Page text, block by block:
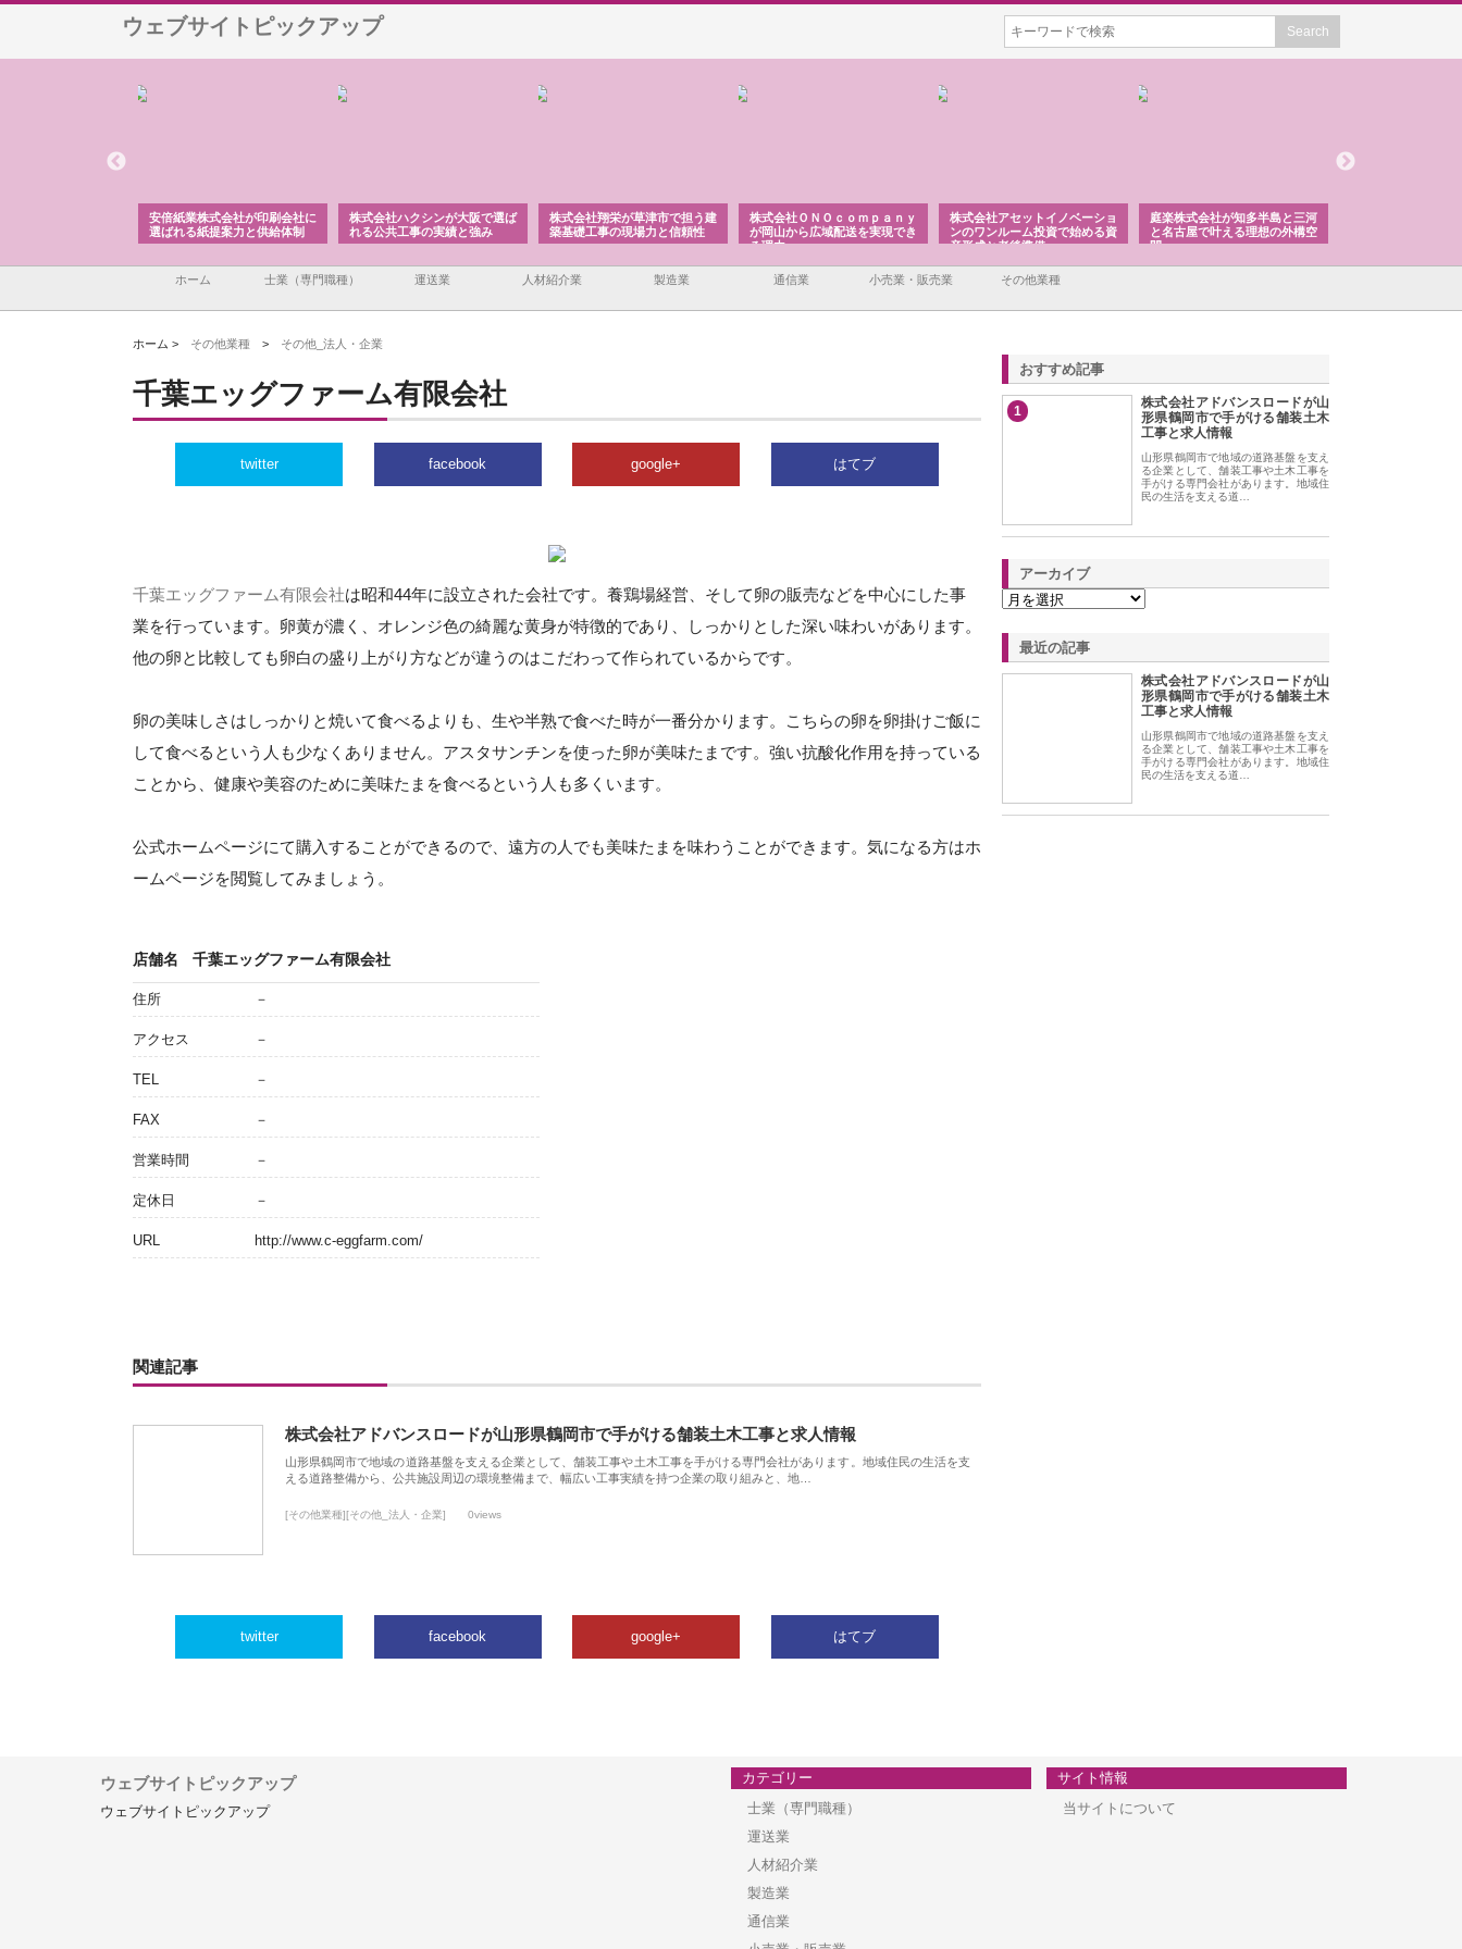
ウェブサイトピックアップ
株式会社ハクシンが大阪で選ば
れる公共工事の実績と強み
株式会社翔栄が草津市で担う建
築基礎工事の現場力と信頼性
株式会社ＯＮＯｃｏｍｐａｎｙ
が岡山から広域配送を実現でき
る理由
株式会社アセットイノベーショ
ンのワンルーム投資で始める資
産形成と老後準備
庭楽株式会社が知多半島と三河
と名古屋で叶える理想の外構空
間
株式会社ナツハラが建設と鋲螺
で滋賀の暮らしを支える理由
ホーム 士業（専門職種） 運送業 人材紹介業 製造業 通信業 小売業・販売業 その他業種
ホーム > その他業種 > その他_法人・企業
千葉エッグファーム有限会社
twitter facebook google+ はてブ
千葉エッグファーム有限会社は昭和44年に設立された会社です。養鶏場経営、そして卵の販売などを中心にした事
業を行っています。卵黄が濃く、オレンジ色の綺麗な黄身が特徴的であり、しっかりとした深い味わいがあります。
他の卵と比較しても卵白の盛り上がり方などが違うのはこだわって作られているからです。
卵の美味しさはしっかりと焼いて食べるよりも、生や半熟で食べた時が一番分かります。こちらの卵を卵掛けご飯に
して食べるという人も少なくありません。アスタサンチンを使った卵が美味たまです。強い抗酸化作用を持っている
ことから、健康や美容のために美味たまを食べるという人も多くいます。
公式ホームページにて購入することができるので、遠方の人でも美味たまを味わうことができます。気になる方はホ
ームページを閲覧してみましょう。
店舗名 千葉エッグファーム有限会社
住所 －
アクセス －
TEL －
FAX －
営業時間 －
定休日 －
URL http://www.c-eggfarm.com/
関連記事
株式会社アドバンスロードが山形県鶴岡市で手がける舗装土木工事と求人情報
山形県鶴岡市で地域の道路基盤を支える企業として、舗装工事や土木工事を手がける専門会社があります。地域住民の生活を支
える道路整備から、公共施設周辺の環境整備まで、幅広い工事実績を持つ企業の取り組みと、地…
[その他業種][その他_法人・企業] 0views
twitter facebook google+ はてブ
おすすめ記事
1
株式会社アドバンスロードが山
形県鶴岡市で手がける舗装土木
工事と求人情報
山形県鶴岡市で地域の道路基盤を支え
る企業として、舗装工事や土木工事を
手がける専門会社があります。地域住
民の生活を支える道…
アーカイブ
最近の記事
株式会社アドバンスロードが山
形県鶴岡市で手がける舗装土木
工事と求人情報
山形県鶴岡市で地域の道路基盤を支え
る企業として、舗装工事や土木工事を
手がける専門会社があります。地域住
民の生活を支える道…
ウェブサイトピックアップ
ウェブサイトピックアップ
カテゴリー
士業（専門職種）
運送業
人材紹介業
製造業
通信業
サイト情報
当サイトについて